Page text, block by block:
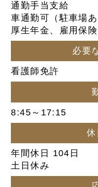
通勤手当支給
車通勤可（駐車場あ
厚生年金、雇用保
必要
看護師免許
8:45～17:15
休
年間休日 104日
土日休み